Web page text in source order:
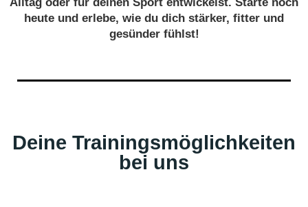
Alltag oder für deinen Sport entwickelst. Starte noch
heute und erlebe, wie du dich stärker, fitter und
gesünder fühlst!
Deine Trainingsmöglichkeiten
bei uns